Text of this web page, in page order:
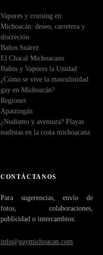
Vapores y cruising en
Michoacán: deseo, carretera y
discreción
Baños Suárez
El Chacal Michoacano
Baños y Vapores la Unidad
¿Cómo se vive la masculinidad
gay en Michoacán?
Regiones
Apatzingán
¿Nudismo y aventura? Playas
nudistas en la costa michoacana
CONTÁCTANOS
Para sugerencias, envío de
fotos, colaboraciones,
publicidad o intercambios:
info@gaymichoacan.com